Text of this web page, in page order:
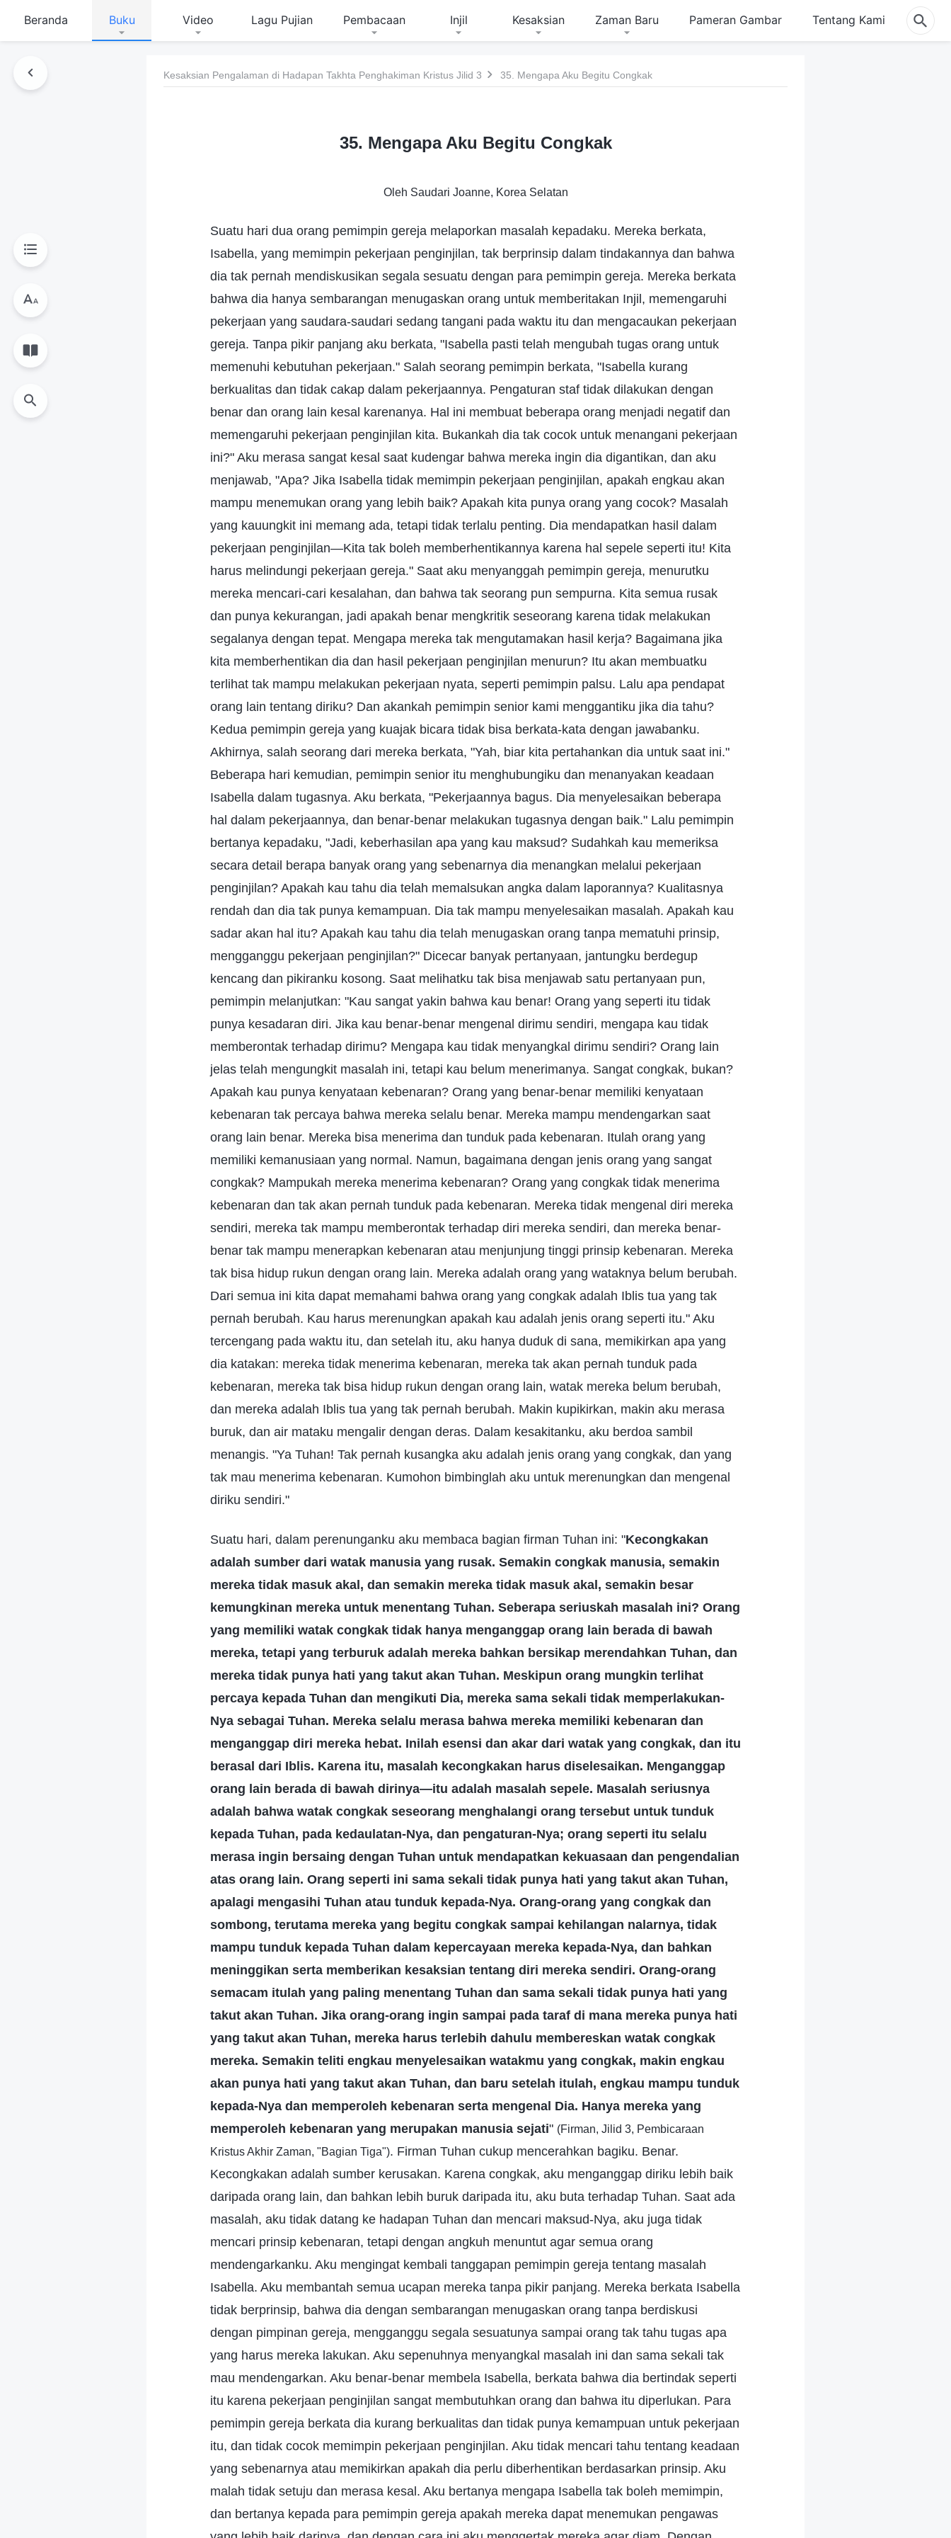
Beranda Buku Video Lagu Pujian Pembacaan Injil Kesaksian Zaman Baru Pameran Gambar Tentang Kami
Kesaksian Pengalaman di Hadapan Takhta Penghakiman Kristus Jilid 3 35. Mengapa Aku Begitu Congkak
35. Mengapa Aku Begitu Congkak
Oleh Saudari Joanne, Korea Selatan
Suatu hari dua orang pemimpin gereja melaporkan masalah kepadaku. Mereka berkata,
Isabella, yang memimpin pekerjaan penginjilan, tak berprinsip dalam tindakannya dan bahwa
dia tak pernah mendiskusikan segala sesuatu dengan para pemimpin gereja. Mereka berkata
bahwa dia hanya sembarangan menugaskan orang untuk memberitakan Injil, memengaruhi
pekerjaan yang saudara-saudari sedang tangani pada waktu itu dan mengacaukan pekerjaan
gereja. Tanpa pikir panjang aku berkata, "Isabella pasti telah mengubah tugas orang untuk
memenuhi kebutuhan pekerjaan." Salah seorang pemimpin berkata, "Isabella kurang
berkualitas dan tidak cakap dalam pekerjaannya. Pengaturan staf tidak dilakukan dengan
benar dan orang lain kesal karenanya. Hal ini membuat beberapa orang menjadi negatif dan
memengaruhi pekerjaan penginjilan kita. Bukankah dia tak cocok untuk menangani pekerjaan
ini?" Aku merasa sangat kesal saat kudengar bahwa mereka ingin dia digantikan, dan aku
menjawab, "Apa? Jika Isabella tidak memimpin pekerjaan penginjilan, apakah engkau akan
mampu menemukan orang yang lebih baik? Apakah kita punya orang yang cocok? Masalah
yang kauungkit ini memang ada, tetapi tidak terlalu penting. Dia mendapatkan hasil dalam
pekerjaan penginjilan—Kita tak boleh memberhentikannya karena hal sepele seperti itu! Kita
harus melindungi pekerjaan gereja." Saat aku menyanggah pemimpin gereja, menurutku
mereka mencari-cari kesalahan, dan bahwa tak seorang pun sempurna. Kita semua rusak
dan punya kekurangan, jadi apakah benar mengkritik seseorang karena tidak melakukan
segalanya dengan tepat. Mengapa mereka tak mengutamakan hasil kerja? Bagaimana jika
kita memberhentikan dia dan hasil pekerjaan penginjilan menurun? Itu akan membuatku
terlihat tak mampu melakukan pekerjaan nyata, seperti pemimpin palsu. Lalu apa pendapat
orang lain tentang diriku? Dan akankah pemimpin senior kami menggantiku jika dia tahu?
Kedua pemimpin gereja yang kuajak bicara tidak bisa berkata-kata dengan jawabanku.
Akhirnya, salah seorang dari mereka berkata, "Yah, biar kita pertahankan dia untuk saat ini."
Beberapa hari kemudian, pemimpin senior itu menghubungiku dan menanyakan keadaan
Isabella dalam tugasnya. Aku berkata, "Pekerjaannya bagus. Dia menyelesaikan beberapa
hal dalam pekerjaannya, dan benar-benar melakukan tugasnya dengan baik." Lalu pemimpin
bertanya kepadaku, "Jadi, keberhasilan apa yang kau maksud? Sudahkah kau memeriksa
secara detail berapa banyak orang yang sebenarnya dia menangkan melalui pekerjaan
penginjilan? Apakah kau tahu dia telah memalsukan angka dalam laporannya? Kualitasnya
rendah dan dia tak punya kemampuan. Dia tak mampu menyelesaikan masalah. Apakah kau
sadar akan hal itu? Apakah kau tahu dia telah menugaskan orang tanpa mematuhi prinsip,
mengganggu pekerjaan penginjilan?" Dicecar banyak pertanyaan, jantungku berdegup
kencang dan pikiranku kosong. Saat melihatku tak bisa menjawab satu pertanyaan pun,
pemimpin melanjutkan: "Kau sangat yakin bahwa kau benar! Orang yang seperti itu tidak
punya kesadaran diri. Jika kau benar-benar mengenal dirimu sendiri, mengapa kau tidak
memberontak terhadap dirimu? Mengapa kau tidak menyangkal dirimu sendiri? Orang lain
jelas telah mengungkit masalah ini, tetapi kau belum menerimanya. Sangat congkak, bukan?
Apakah kau punya kenyataan kebenaran? Orang yang benar-benar memiliki kenyataan
kebenaran tak percaya bahwa mereka selalu benar. Mereka mampu mendengarkan saat
orang lain benar. Mereka bisa menerima dan tunduk pada kebenaran. Itulah orang yang
memiliki kemanusiaan yang normal. Namun, bagaimana dengan jenis orang yang sangat
congkak? Mampukah mereka menerima kebenaran? Orang yang congkak tidak menerima
kebenaran dan tak akan pernah tunduk pada kebenaran. Mereka tidak mengenal diri mereka
sendiri, mereka tak mampu memberontak terhadap diri mereka sendiri, dan mereka benar-
benar tak mampu menerapkan kebenaran atau menjunjung tinggi prinsip kebenaran. Mereka
tak bisa hidup rukun dengan orang lain. Mereka adalah orang yang wataknya belum berubah.
Dari semua ini kita dapat memahami bahwa orang yang congkak adalah Iblis tua yang tak
pernah berubah. Kau harus merenungkan apakah kau adalah jenis orang seperti itu." Aku
tercengang pada waktu itu, dan setelah itu, aku hanya duduk di sana, memikirkan apa yang
dia katakan: mereka tidak menerima kebenaran, mereka tak akan pernah tunduk pada
kebenaran, mereka tak bisa hidup rukun dengan orang lain, watak mereka belum berubah,
dan mereka adalah Iblis tua yang tak pernah berubah. Makin kupikirkan, makin aku merasa
buruk, dan air mataku mengalir dengan deras. Dalam kesakitanku, aku berdoa sambil
menangis. "Ya Tuhan! Tak pernah kusangka aku adalah jenis orang yang congkak, dan yang
tak mau menerima kebenaran. Kumohon bimbinglah aku untuk merenungkan dan mengenal
diriku sendiri."
Suatu hari, dalam perenunganku aku membaca bagian firman Tuhan ini: "Kecongkakan
adalah sumber dari watak manusia yang rusak. Semakin congkak manusia, semakin
mereka tidak masuk akal, dan semakin mereka tidak masuk akal, semakin besar
kemungkinan mereka untuk menentang Tuhan. Seberapa seriuskah masalah ini? Orang
yang memiliki watak congkak tidak hanya menganggap orang lain berada di bawah
mereka, tetapi yang terburuk adalah mereka bahkan bersikap merendahkan Tuhan, dan
mereka tidak punya hati yang takut akan Tuhan. Meskipun orang mungkin terlihat
percaya kepada Tuhan dan mengikuti Dia, mereka sama sekali tidak memperlakukan-
Nya sebagai Tuhan. Mereka selalu merasa bahwa mereka memiliki kebenaran dan
menganggap diri mereka hebat. Inilah esensi dan akar dari watak yang congkak, dan itu
berasal dari Iblis. Karena itu, masalah kecongkakan harus diselesaikan. Menganggap
orang lain berada di bawah dirinya—itu adalah masalah sepele. Masalah seriusnya
adalah bahwa watak congkak seseorang menghalangi orang tersebut untuk tunduk
kepada Tuhan, pada kedaulatan-Nya, dan pengaturan-Nya; orang seperti itu selalu
merasa ingin bersaing dengan Tuhan untuk mendapatkan kekuasaan dan pengendalian
atas orang lain. Orang seperti ini sama sekali tidak punya hati yang takut akan Tuhan,
apalagi mengasihi Tuhan atau tunduk kepada-Nya. Orang-orang yang congkak dan
sombong, terutama mereka yang begitu congkak sampai kehilangan nalarnya, tidak
mampu tunduk kepada Tuhan dalam kepercayaan mereka kepada-Nya, dan bahkan
meninggikan serta memberikan kesaksian tentang diri mereka sendiri. Orang-orang
semacam itulah yang paling menentang Tuhan dan sama sekali tidak punya hati yang
takut akan Tuhan. Jika orang-orang ingin sampai pada taraf di mana mereka punya hati
yang takut akan Tuhan, mereka harus terlebih dahulu membereskan watak congkak
mereka. Semakin teliti engkau menyelesaikan watakmu yang congkak, makin engkau
akan punya hati yang takut akan Tuhan, dan baru setelah itulah, engkau mampu tunduk
kepada-Nya dan memperoleh kebenaran serta mengenal Dia. Hanya mereka yang
memperoleh kebenaran yang merupakan manusia sejati" (Firman, Jilid 3, Pembicaraan
Kristus Akhir Zaman, "Bagian Tiga"). Firman Tuhan cukup mencerahkan bagiku. Benar.
Kecongkakan adalah sumber kerusakan. Karena congkak, aku menganggap diriku lebih baik
daripada orang lain, dan bahkan lebih buruk daripada itu, aku buta terhadap Tuhan. Saat ada
masalah, aku tidak datang ke hadapan Tuhan dan mencari maksud-Nya, aku juga tidak
mencari prinsip kebenaran, tetapi dengan angkuh menuntut agar semua orang
mendengarkanku. Aku mengingat kembali tanggapan pemimpin gereja tentang masalah
Isabella. Aku membantah semua ucapan mereka tanpa pikir panjang. Mereka berkata Isabella
tidak berprinsip, bahwa dia dengan sembarangan menugaskan orang tanpa berdiskusi
dengan pimpinan gereja, mengganggu segala sesuatunya sampai orang tak tahu tugas apa
yang harus mereka lakukan. Aku sepenuhnya menyangkal masalah ini dan sama sekali tak
mau mendengarkan. Aku benar-benar membela Isabella, berkata bahwa dia bertindak seperti
itu karena pekerjaan penginjilan sangat membutuhkan orang dan bahwa itu diperlukan. Para
pemimpin gereja berkata dia kurang berkualitas dan tidak punya kemampuan untuk pekerjaan
itu, dan tidak cocok memimpin pekerjaan penginjilan. Aku tidak mencari tahu tentang keadaan
yang sebenarnya atau memikirkan apakah dia perlu diberhentikan berdasarkan prinsip. Aku
malah tidak setuju dan merasa kesal. Aku bertanya mengapa Isabella tak boleh memimpin,
dan bertanya kepada para pemimpin gereja apakah mereka dapat menemukan pengawas